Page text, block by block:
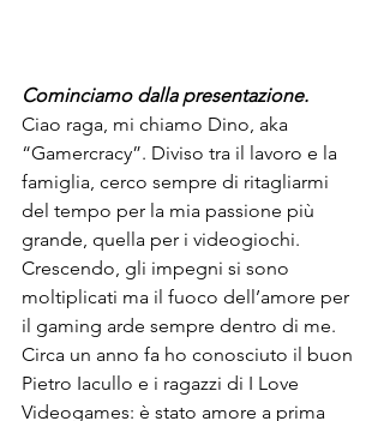
Cominciamo dalla presentazione.
Ciao raga, mi chiamo Dino, aka
“Gamercracy”. Diviso tra il lavoro e la
famiglia, cerco sempre di ritagliarmi
del tempo per la mia passione più
grande, quella per i videogiochi.
Crescendo, gli impegni si sono
moltiplicati ma il fuoco dell’amore per
il gaming arde sempre dentro di me.
Circa un anno fa ho conosciuto il buon
Pietro Iacullo e i ragazzi di I Love
Videogames: è stato amore a prima